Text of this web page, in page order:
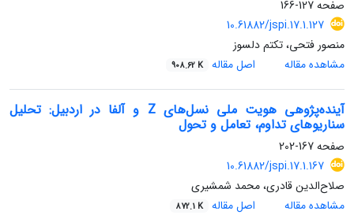
صفحه127-166
10.61882/jspi.17.1.127
منصور فتحی، تکتم دلسوز
مشاهده مقاله
اصل مقاله 908.62 K
آینده‌پژوهی هویت ملی نسل‌های Z و آلفا در اردبیل: تحلیل
سناریوهای تداوم، تعامل و تحول
صفحه167-202
10.61882/jspi.17.1.167
صلاح‌الدین قادری، محمد شمشیری
مشاهده مقاله
اصل مقاله 872.1 K